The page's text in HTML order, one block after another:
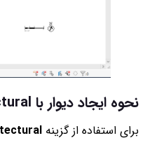
نحوه ایجاد دیوار با Wall Architectural
برای استفاده از گزینه